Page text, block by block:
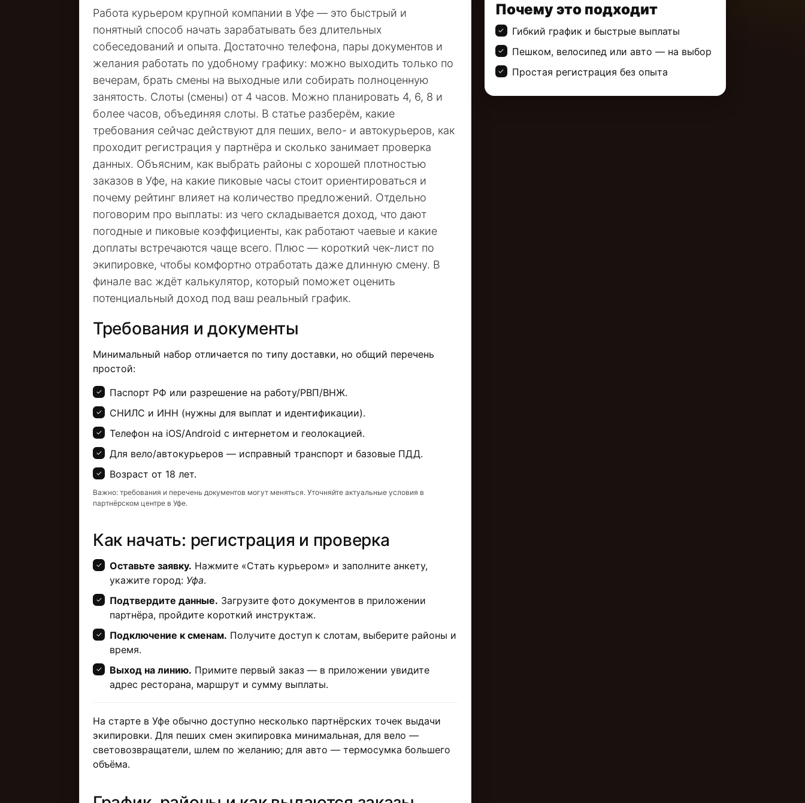
Работа курьером крупной компании в Уфе — это быстрый и
понятный способ начать зарабатывать без длительных
собеседований и опыта. Достаточно телефона, пары документов и
желания работать по удобному графику: можно выходить только по
вечерам, брать смены на выходные или собирать полноценную
занятость. Слоты (смены) от 4 часов. Можно планировать 4, 6, 8 и
более часов, объединяя слоты. В статье разберём, какие
требования сейчас действуют для пеших, вело- и автокурьеров, как
проходит регистрация у партнёра и сколько занимает проверка
данных. Объясним, как выбрать районы с хорошей плотностью
заказов в Уфе, на какие пиковые часы стоит ориентироваться и
почему рейтинг влияет на количество предложений. Отдельно
поговорим про выплаты: из чего складывается доход, что дают
погодные и пиковые коэффициенты, как работают чаевые и какие
доплаты встречаются чаще всего. Плюс — короткий чек-лист по
экипировке, чтобы комфортно отработать даже длинную смену. В
финале вас ждёт калькулятор, который поможет оценить
потенциальный доход под ваш реальный график.
Требования и документы
Минимальный набор отличается по типу доставки, но общий перечень
простой:
Паспорт РФ или разрешение на работу/РВП/ВНЖ.
СНИЛС и ИНН (нужны для выплат и идентификации).
Телефон на iOS/Android с интернетом и геолокацией.
Для вело/автокурьеров — исправный транспорт и базовые ПДД.
Возраст от 18 лет.
Важно: требования и перечень документов могут меняться. Уточняйте актуальные условия в
партнёрском центре в Уфе.
Как начать: регистрация и проверка
Оставьте заявку. Нажмите «Стать курьером» и заполните анкету,
укажите город: Уфа.
Подтвердите данные. Загрузите фото документов в приложении
партнёра, пройдите короткий инструктаж.
Подключение к сменам. Получите доступ к слотам, выберите районы и
время.
Выход на линию. Примите первый заказ — в приложении увидите
адрес ресторана, маршрут и сумму выплаты.
На старте в Уфе обычно доступно несколько партнёрских точек выдачи
экипировки. Для пеших смен экипировка минимальная, для вело —
световозвращатели, шлем по желанию; для авто — термосумка большего
объёма.
Почему это подходит
Гибкий график и быстрые выплаты
Пешком, велосипед или авто — на выбор
Простая регистрация без опыта